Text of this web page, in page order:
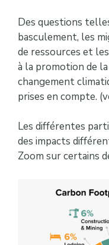
Des questions
basculement, les
de ressources et
à la promotion de
changement
prises en compte.
Les différentes
des impacts
Zoom sur certains